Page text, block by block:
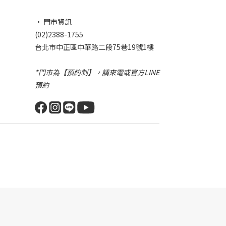
• 門市資訊
(02)2388-1755
台北市中正區中華路二段75巷19號1樓
*門市為【預約制】，請來電或官方LINE
預約